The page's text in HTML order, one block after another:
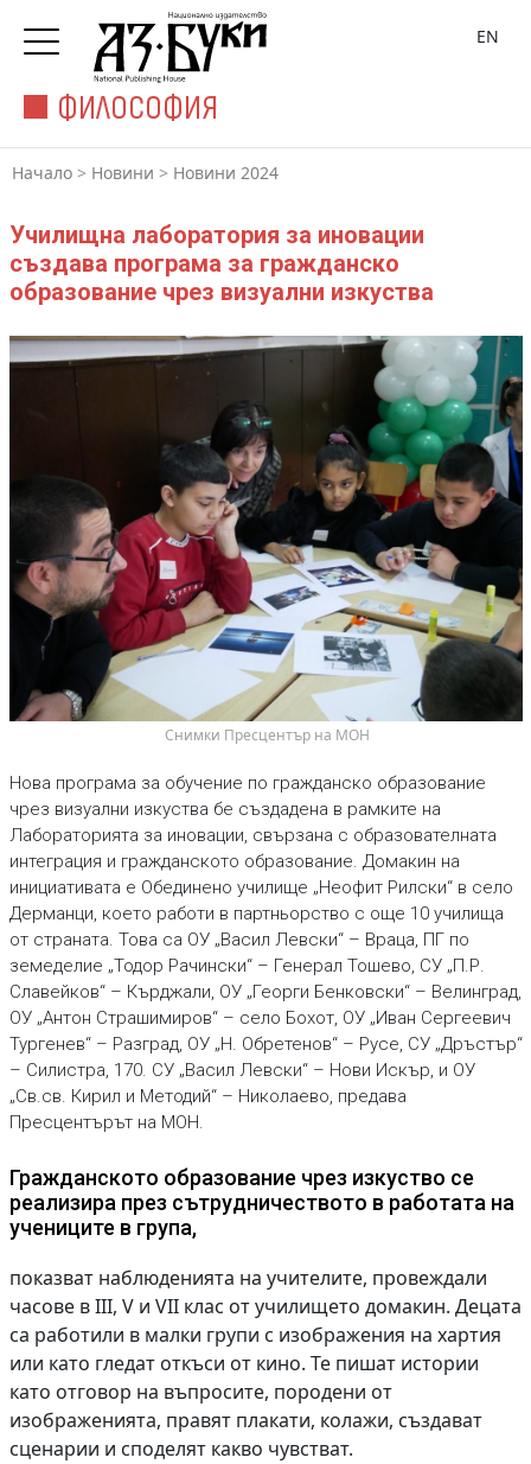
ФИЛОСОФИЯ
EN
Начало > Новини > Новини 2024
Училищна лаборатория за иновации
създава програма за гражданско
образование чрез визуални изкуства
Снимки Пресцентър на МОН
Нова програма за обучение по гражданско образование
чрез визуални изкуства бе създадена в рамките на
Лабораторията за иновации, свързана с образователната
интеграция и гражданското образование. Домакин на
инициативата е Обединено училище „Неофит Рилски“ в село
Дерманци, което работи в партньорство с още 10 училища
от страната. Това са ОУ „Васил Левски“ – Враца, ПГ по
земеделие „Тодор Рачински“ – Генерал Тошево, СУ „П.Р.
Славейков“ – Кърджали, ОУ „Георги Бенковски“ – Велинград,
ОУ „Антон Страшимиров“ – село Бохот, ОУ „Иван Сергеевич
Тургенев“ – Разград, ОУ „Н. Обретенов“ – Русе, СУ „Дръстър“
– Силистра, 170. СУ „Васил Левски“ – Нови Искър, и ОУ
„Св.св. Кирил и Методий“ – Николаево, предава
Пресцентърът на МОН.
Гражданското образование чрез изкуство се
реализира през сътрудничеството в работата на
учениците в група,
показват наблюденията на учителите, провеждали
часове в III, V и VII клас от училището домакин. Децата
са работили в малки групи с изображения на хартия
или като гледат откъси от кино. Те пишат истории
като отговор на въпросите, породени от
изображенията, правят плакати, колажи, създават
сценарии и споделят какво чувстват.